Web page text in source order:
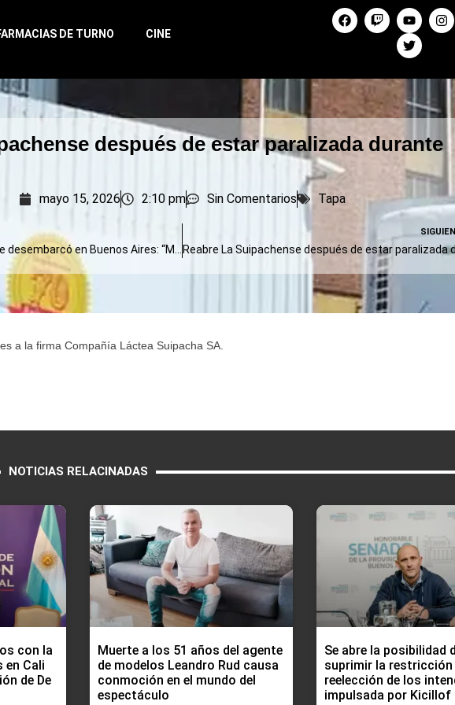
DE TURNO CINE
después de estar paralizada durante
mayo 15, 2026 2:10 pm Sin Comentarios Tapa
a la firma Compañía Láctea Suipacha SA.
NOTICIAS RELACINADAS
con la
en Cali
de De
Muerte a los 51 años del agente
de modelos Leandro Rud causa
conmoción en el mundo del
espectáculo
Se abre la posibilidad
suprimir la restricción
reelección de los
impulsada por Kicillof